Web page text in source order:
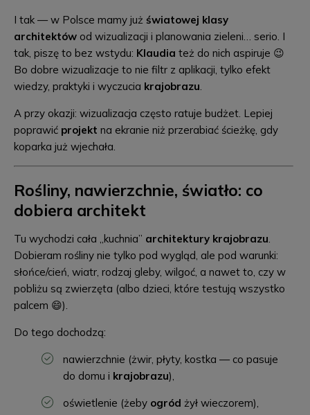
I tak — w Polsce mamy już światowej klasy
architektów od wizualizacji i planowania zieleni… serio. I
tak, piszę to bez wstydu: Klaudia też do nich aspiruje 😉
Bo dobre wizualizacje to nie filtr z aplikacji, tylko efekt
wiedzy, praktyki i wyczucia krajobrazu.
A przy okazji: wizualizacja często ratuje budżet. Lepiej
poprawić projekt na ekranie niż przerabiać ścieżkę, gdy
koparka już wjechała.
Rośliny, nawierzchnie, światło: co
dobiera architekt
Tu wychodzi cała „kuchnia” architektury krajobrazu.
Dobieram rośliny nie tylko pod wygląd, ale pod warunki:
słońce/cień, wiatr, rodzaj gleby, wilgoć, a nawet to, czy w
pobliżu są zwierzęta (albo dzieci, które testują wszystko
palcem 😄).
Do tego dochodzą:
nawierzchnie (żwir, płyty, kostka — co pasuje
do domu i krajobrazu),
oświetlenie (żeby ogród żył wieczorem),